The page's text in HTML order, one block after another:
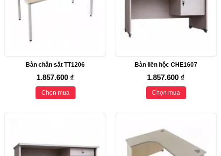
Bàn chân sắt TT1206
1.857.600 ₫
Chọn mua
Bàn liền hộc CHE1607
1.857.600 ₫
Chọn mua